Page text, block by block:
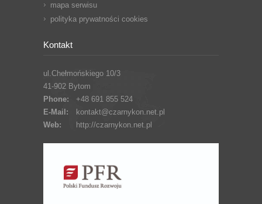
mapa serwisu
polityka prywatności cookies
Kontakt
ul.Chełmońskiego 10/3
41-902 Bytom
Phone:
+48 691 855 524
E-Mail:
kontakt@czarnykon.net.pl
Web:
http://czarnykon.net.pl